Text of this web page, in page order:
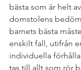
bästa som är helt
domstolens
barnets bästa
enskilt fall, utifrån
individuella
tas till allt som rör